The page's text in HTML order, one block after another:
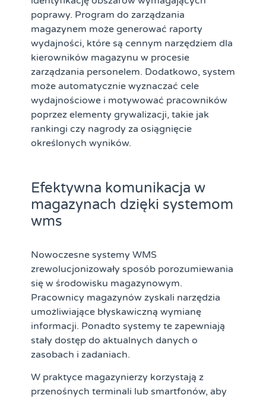
poprawy. Program do zarządzania
magazynem może generować raporty
wydajności, które są cennym narzędziem dla
kierowników magazynu w procesie
zarządzania personelem. Dodatkowo, system
może automatycznie wyznaczać cele
wydajnościowe i motywować pracowników
poprzez elementy grywalizacji, takie jak
rankingi czy nagrody za osiągnięcie
określonych wyników.
Efektywna komunikacja w
magazynach dzięki systemom
wms
Nowoczesne systemy WMS
zrewolucjonizowały sposób porozumiewania
się w środowisku magazynowym.
Pracownicy magazynów zyskali narzędzia
umożliwiające błyskawiczną wymianę
informacji. Ponadto systemy te zapewniają
stały dostęp do aktualnych danych o
zasobach i zadaniach.
W praktyce magazynierzy korzystają z
przenośnych terminali lub smartfonów, aby